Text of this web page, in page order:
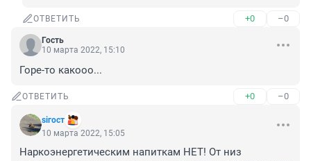
ОТВЕТИТЬ +0 –0
Гость
10 марта 2022, 15:10
Горе-то какооо...
ОТВЕТИТЬ +0 –0
siгост
10 марта 2022, 15:05
Наркоэнергетическим напиткам НЕТ! От низ